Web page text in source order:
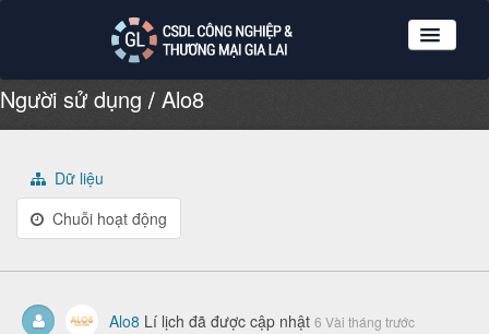
Nhóm dữ liệu
Tổ chức
Giới thiệu
Hướng dẫn sử dụng
Người sử dụng Alo8
Dữ liệu
Chuỗi hoạt động
Alo8 Lí lịch đã được cập nhật 6 Vài tháng trước